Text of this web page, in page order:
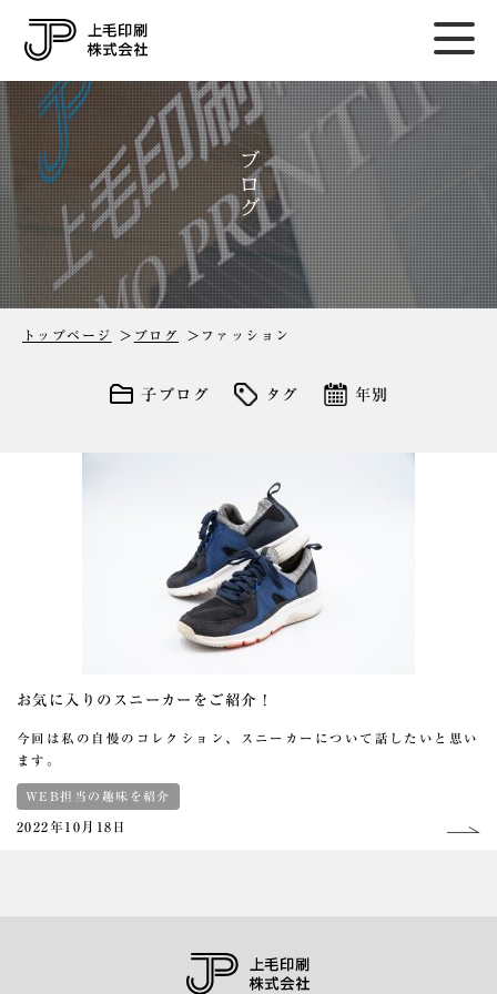
ブログ
トップページ ブログ ファッション
子ブログ タグ 年別
お気に入りのスニーカーをご紹介！
今回は私の自慢のコレクション、スニーカーについて話したいと思い
ます。
WEB担当の趣味を紹介
2022年10月18日